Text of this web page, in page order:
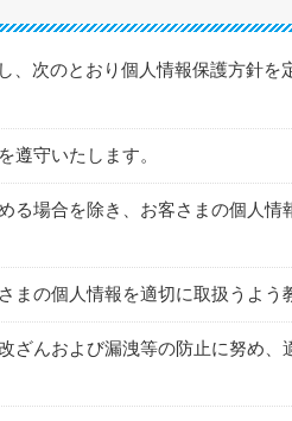
次のとおり個人情報保護方針を
遵守いたします。
る場合を除き、お客さまの個人情
の個人情報を適切に取扱うよう
ざんおよび漏洩等の防止に努め、